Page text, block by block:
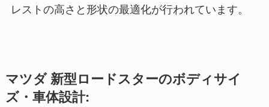
レストの高さと形状の最適化が行われています。
マツダ 新型ロードスターのボディサイ
ズ・車体設計: